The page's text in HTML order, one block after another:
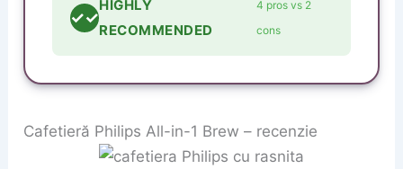
✓✓
HIGHLY
RECOMMENDED
4 pros vs 2
cons
Cafetieră Philips All-in-1 Brew – recenzie